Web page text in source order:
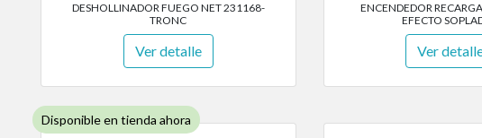
DESHOLLINADOR FUEGO NET 231168-
TRONC
Ver detalle
ENCENDEDOR
EFECTO
Ver
Disponible en tienda ahora